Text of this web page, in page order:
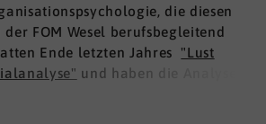
die diesen
FOM Wesel berufsbegleitend
Ende letzten Jahres "Lust
und haben die Analyse